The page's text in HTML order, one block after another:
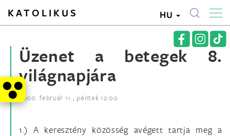
KATOLIKUS HU
Üzenet a betegek 8.
világnapjára
2000. február 11., péntek 12:00
1.) A keresztény közösség avégett tartja meg a